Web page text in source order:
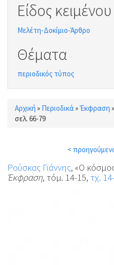
Είδος κειμένου
Μελέτη-Δοκίμιο-Άρθρο
Θέματα
περιοδικός τύπος
Είστε εδώ
Αρχική » Περιοδικά»Έκφραση »
σελ. 66-79
<
Ρούσκας Γιάννης, «Ο
Έκφραση, τόμ. 14-15, τχ.